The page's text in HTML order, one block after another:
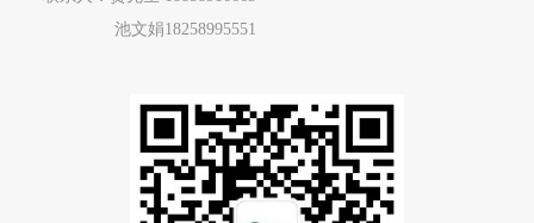
池文娟18258995551